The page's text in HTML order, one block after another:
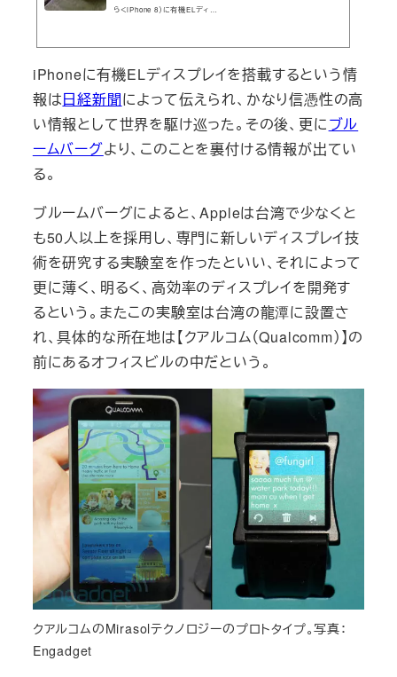
らくiPhone 8）に有機ELディ…
iPhoneに有機ELディスプレイを搭載するという情
報は日経新聞によって伝えられ、かなり信憑性の高
い情報として世界を駆け巡った。その後、更にブル
ームバーグより、このことを裏付ける情報が出てい
る。
ブルームバーグによると、Appleは台湾で少なくと
も50人以上を採用し、専門に新しいディスプレイ技
術を研究する実験室を作ったといい、それによって
更に薄く、明るく、高効率のディスプレイを開発す
るという。またこの実験室は台湾の龍潭に設置さ
れ、具体的な所在地は【クアルコム（Qualcomm）】の
前にあるオフィスビルの中だという。
クアルコムのMirasolテクノロジーのプロトタイプ。写真：
Engadget